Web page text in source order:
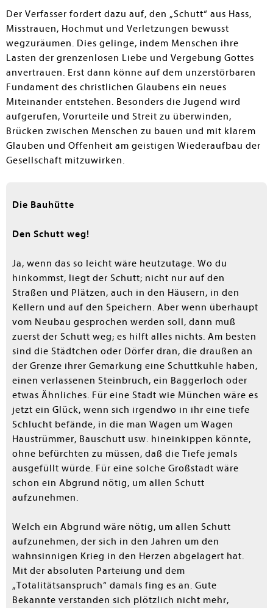
Der Verfasser fordert dazu auf, den „Schutt“ aus Hass,
Misstrauen, Hochmut und Verletzungen bewusst
wegzuräumen. Dies gelinge, indem Menschen ihre
Lasten der grenzenlosen Liebe und Vergebung Gottes
anvertrauen. Erst dann könne auf dem unzerstörbaren
Fundament des christlichen Glaubens ein neues
Miteinander entstehen. Besonders die Jugend wird
aufgerufen, Vorurteile und Streit zu überwinden,
Brücken zwischen Menschen zu bauen und mit klarem
Glauben und Offenheit am geistigen Wiederaufbau der
Gesellschaft mitzuwirken.
Die Bauhütte
Den Schutt weg!
Ja, wenn das so leicht wäre heutzutage. Wo du
hinkommst, liegt der Schutt; nicht nur auf den
Straßen und Plätzen, auch in den Häusern, in den
Kellern und auf den Speichern. Aber wenn überhaupt
vom Neubau gesprochen werden soll, dann muß
zuerst der Schutt weg; es hilft alles nichts. Am besten
sind die Städtchen oder Dörfer dran, die draußen an
der Grenze ihrer Gemarkung eine Schuttkuhle haben,
einen verlassenen Steinbruch, ein Baggerloch oder
etwas Ähnliches. Für eine Stadt wie München wäre es
jetzt ein Glück, wenn sich irgendwo in ihr eine tiefe
Schlucht befände, in die man Wagen um Wagen
Haustrümmer, Bauschutt usw. hineinkippen könnte,
ohne befürchten zu müssen, daß die Tiefe jemals
ausgefüllt würde. Für eine solche Großstadt wäre
schon ein Abgrund nötig, um allen Schutt
aufzunehmen.
Welch ein Abgrund wäre nötig, um allen Schutt
aufzunehmen, der sich in den Jahren um den
wahnsinnigen Krieg in den Herzen abgelagert hat.
Mit der absoluten Parteiung und dem
„Totalitätsanspruch“ damals fing es an. Gute
Bekannte verstanden sich plötzlich nicht mehr,